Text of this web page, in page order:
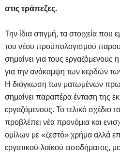
στις τράπεζες.
Την ίδια στιγμή, τα στοιχεία που
του νέου προϋπολογισμού
σημαίνει για τους
για την ανάκαμψη των κερδών
Η διόγκωση των ματωμένων
σημαίνει παραπέρα ένταση της
εργαζόμενους. Το τελικό σχέδιο
προβλέπει νέα προνόμια και
ομίλων με «ζεστό» χρήμα αλλά
εργατικού-λαϊκού εισοδήματος,